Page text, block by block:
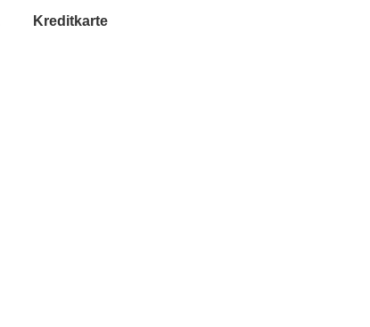
Kreditkarte